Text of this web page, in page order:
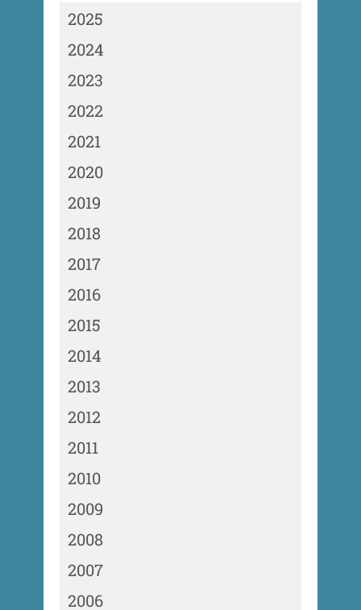
2025
2024
2023
2022
2021
2020
2019
2018
2017
2016
2015
2014
2013
2012
2011
2010
2009
2008
2007
2006